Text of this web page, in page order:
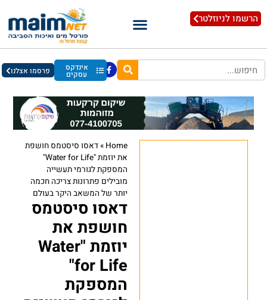
הרשמו לניוזלטר
אינדקס
עסקים פרסמו אצלנו
Home
»דאסו סיסטמס חושפת
את יוזמת "Water for Life"
המספקת לגורמי תעשייה
מובילים פתרונות צריכה חכמה
יותר של המשאב היקר בעולם
דאסו סיסטמס
חושפת את
יוזמת "Water
for Life"
המספקת